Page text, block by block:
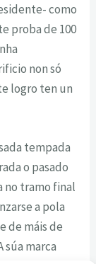
como
proba de 100
non só
logro ten un
tempada
o pasado
no tramo final
a pola
de máis de
súa marca